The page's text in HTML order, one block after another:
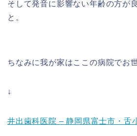
そして発音に影響ない年齢の方が
と。
ちなみに我が家はここの病院でお
↓
井出歯科医院 – 静岡県富士市・舌